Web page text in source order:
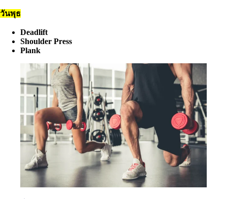
วันพุธ
Deadlift
Shoulder Press
Plank